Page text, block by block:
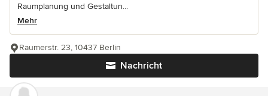
Raumplanung und Gestaltun...
Mehr
Nachricht
Raumerstr. 23, 10437 Berlin